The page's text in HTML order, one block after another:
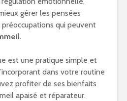
gérer les pensées
qui peuvent
est une pratique simple et
dans votre routine
profiter de ses bienfaits
apaisé et réparateur.